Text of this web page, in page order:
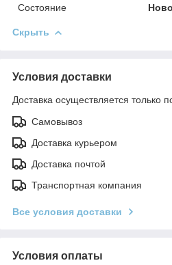
Состояние
Скрыть
Условия доставки
Доставка осуществляется только
Самовывоз
Доставка курьером
Доставка почтой
Транспортная компания
Все условия доставки
Условия оплаты